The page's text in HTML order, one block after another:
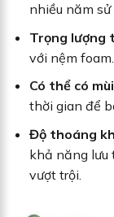
nhiều năm
Trọng lượng
với nệm foam.
Có thể có
thời gian để
Độ thoáng
khả năng lưu
vượt trội.